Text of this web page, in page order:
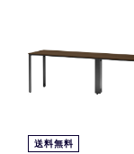
送料無料